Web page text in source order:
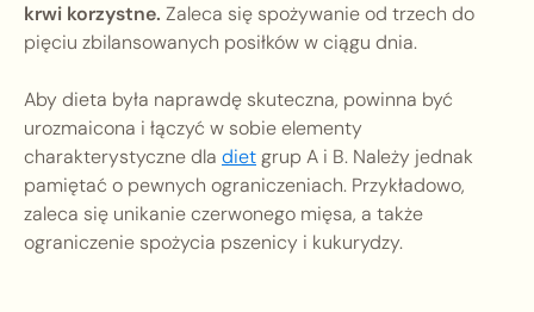
krwi korzystne. Zaleca się spożywanie od trzech do
pięciu zbilansowanych posiłków w ciągu dnia.
Aby dieta była naprawdę skuteczna, powinna być
urozmaicona i łączyć w sobie elementy
charakterystyczne dla dietgrup A i B. Należy jednak
pamiętać o pewnych ograniczeniach. Przykładowo,
zaleca się unikanie czerwonego mięsa, a także
ograniczenie spożycia pszenicy i kukurydzy.